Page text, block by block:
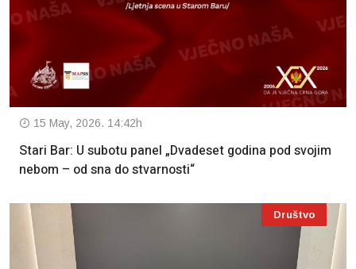
15 May, 2026. 14:42h
Stari Bar: U subotu panel „Dvadeset godina pod svojim
nebom – od sna do stvarnosti“
Društvo